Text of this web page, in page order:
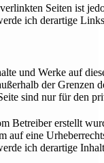
Seiten ist
ich derartige
und Werke auf
der Grenzen
sind nur für den
Betreiber erstellt
auf eine
ich derartige